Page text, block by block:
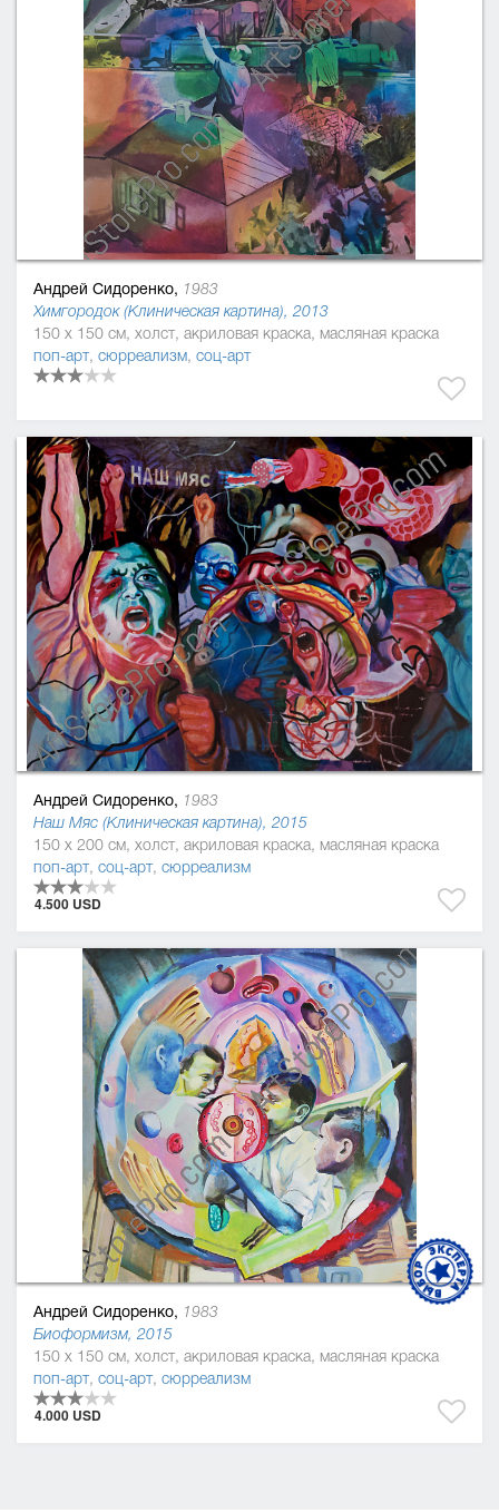
Андрей Сидоренко, 1983
Химгородок (Клиническая картина), 2013
150 x 150 см, холст, акриловая краска, масляная краска
поп-арт, сюрреализм, соц-арт
Андрей Сидоренко, 1983
Наш Мяс (Клиническая картина), 2015
150 x 200 см, холст, акриловая краска, масляная краска
поп-арт, соц-арт, сюрреализм
4.500 USD
Андрей Сидоренко, 1983
Биоформизм, 2015
150 x 150 см, холст, акриловая краска, масляная краска
поп-арт, соц-арт, сюрреализм
4.000 USD